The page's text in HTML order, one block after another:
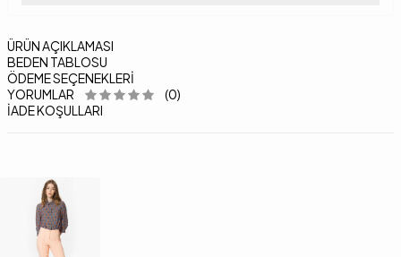
ÜRÜN AÇIKLAMASI
BEDEN TABLOSU
ÖDEME SEÇENEKLERI
YORUMLAR
(0)
İADE KOŞULLARI